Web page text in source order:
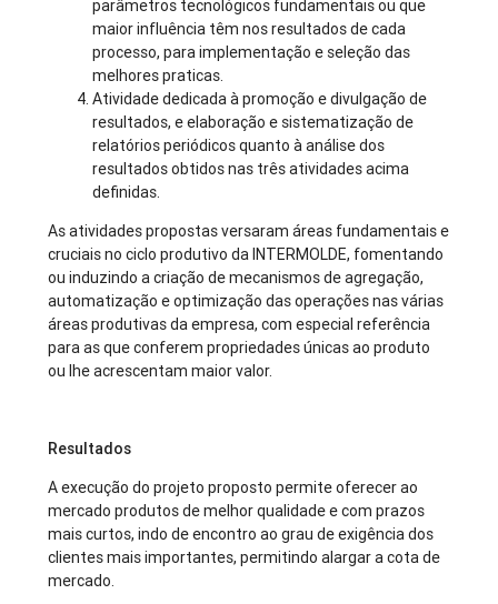
parâmetros tecnológicos fundamentais ou que
maior influência têm nos resultados de cada
processo, para implementação e seleção das
melhores praticas.
Atividade dedicada à promoção e divulgação de
resultados, e elaboração e sistematização de
relatórios periódicos quanto à análise dos
resultados obtidos nas três atividades acima
definidas.
As atividades propostas versaram áreas fundamentais e
cruciais no ciclo produtivo da INTERMOLDE, fomentando
ou induzindo a criação de mecanismos de agregação,
automatização e optimização das operações nas várias
áreas produtivas da empresa, com especial referência
para as que conferem propriedades únicas ao produto
ou lhe acrescentam maior valor.
Resultados
A execução do projeto proposto permite oferecer ao
mercado produtos de melhor qualidade e com prazos
mais curtos, indo de encontro ao grau de exigência dos
clientes mais importantes, permitindo alargar a cota de
mercado.